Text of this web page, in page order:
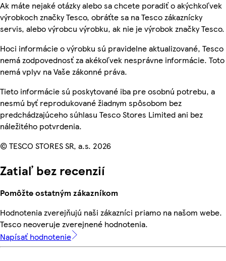
Ak máte nejaké otázky alebo sa chcete poradiť o akýchkoľvek
výrobkoch značky Tesco, obráťte sa na Tesco zákaznícky
servis, alebo výrobcu výrobku, ak nie je výrobok značky Tesco.
Hoci informácie o výrobku sú pravidelne aktualizované, Tesco
nemá zodpovednosť za akékoľvek nesprávne informácie. Toto
nemá vplyv na Vaše zákonné práva.
Tieto informácie sú poskytované iba pre osobnú potrebu, a
nesmú byť reprodukované žiadnym spôsobom bez
predchádzajúceho súhlasu Tesco Stores Limited ani bez
náležitého potvrdenia.
© TESCO STORES SR, a.s. 2026
Zatiaľ bez recenzií
Pomôžte ostatným zákazníkom
Hodnotenia zverejňujú naši zákazníci priamo na našom webe.
Tesco neoveruje zverejnené hodnotenia.
Napísať hodnotenie